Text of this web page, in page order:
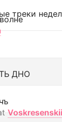
треки
ДНО
Voskresenskii